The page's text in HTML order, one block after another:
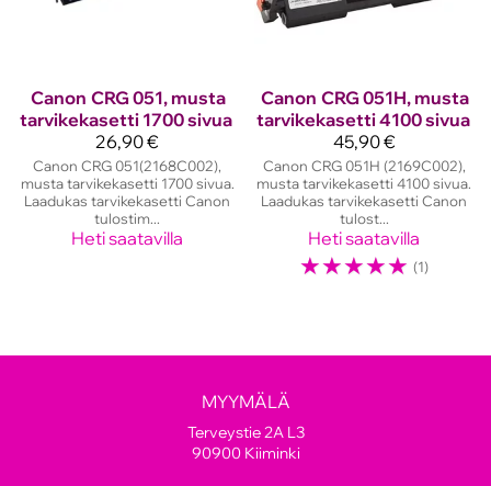
Canon CRG 051, musta
tarvikekasetti 1700 sivua
26,90 €
Canon CRG 051(2168C002),
musta tarvikekasetti 1700 sivua.
Laadukas tarvikekasetti Canon
tulostim...
Heti saatavilla
Canon CRG 051H, musta
tarvikekasetti 4100 sivua
45,90 €
Canon CRG 051H (2169C002),
musta tarvikekasetti 4100 sivua.
Laadukas tarvikekasetti Canon
tulost...
Heti saatavilla
☆☆☆☆☆ (1)
MYYMÄLÄ
Terveystie 2A L3
90900 Kiiminki